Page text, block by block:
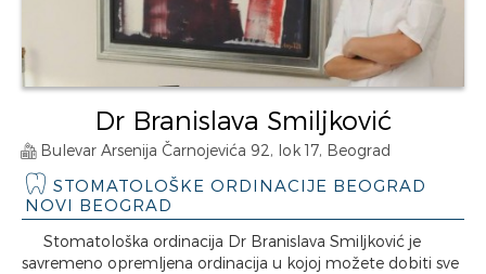
Dr Branislava Smiljković
Bulevar Arsenija Čarnojevića 92, lok 17, Beograd
STOMATOLOŠKE ORDINACIJE BEOGRAD
NOVI BEOGRAD
Stomatološka ordinacija Dr Branislava Smiljković je
savremeno opremljena ordinacija u kojoj možete dobiti sve